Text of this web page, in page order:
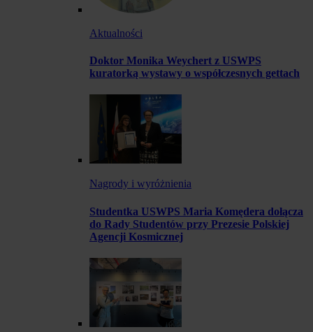
Aktualności
Doktor Monika Weychert z USWPS
kuratorką wystawy o współczesnych gettach
Nagrody i wyróżnienia
Studentka USWPS Maria Komędera dołącza
do Rady Studentów przy Prezesie Polskiej
Agencji Kosmicznej